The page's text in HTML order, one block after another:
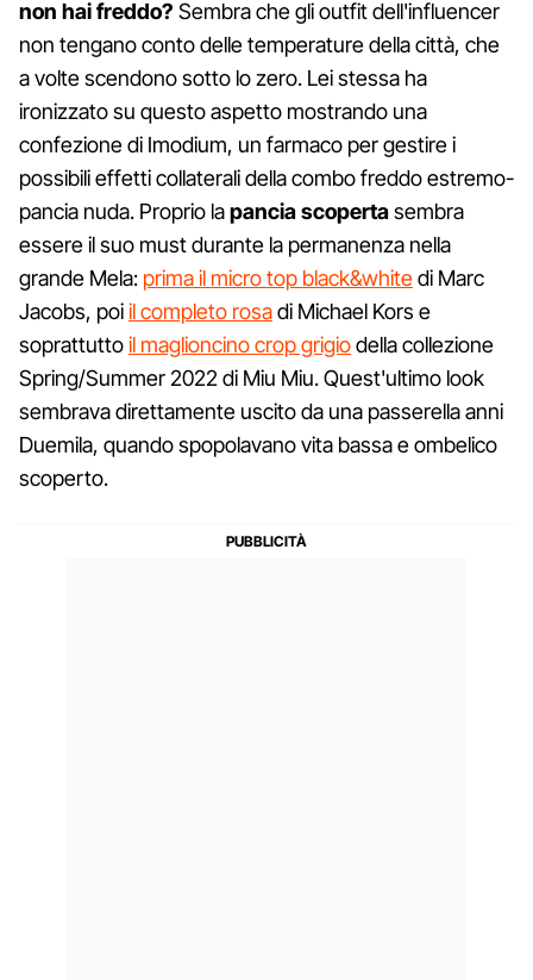
non hai freddo? Sembra che gli outfit dell'influencer
non tengano conto delle temperature della città, che
a volte scendono sotto lo zero. Lei stessa ha
ironizzato su questo aspetto mostrando una
confezione di Imodium, un farmaco per gestire i
possibili effetti collaterali della combo freddo estremo-
pancia nuda. Proprio lapancia scopertasembra
essere il suo must durante la permanenza nella
grande Mela: prima il micro top black&whitedi Marc
Jacobs, poiil completo rosadi Michael Kors e
soprattuttoil maglioncino crop grigiodella collezione
Spring/Summer 2022 di Miu Miu. Quest'ultimo look
sembrava direttamente uscito da una passerella anni
Duemila, quando spopolavano vita bassa e ombelico
scoperto.